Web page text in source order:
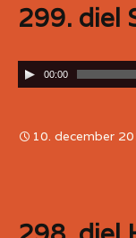
299. diel
00:00
10. december